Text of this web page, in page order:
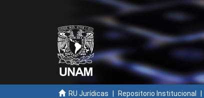
RU Jurídicas Repositorio Institucional